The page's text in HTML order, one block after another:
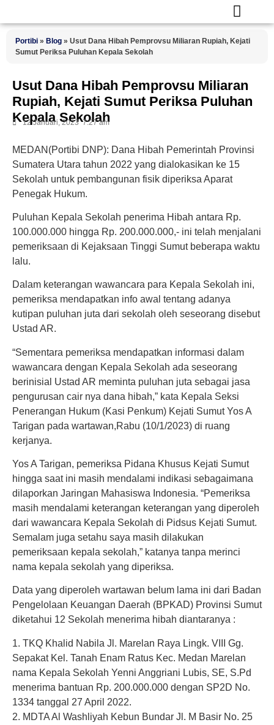
Portibi » Blog » Usut Dana Hibah Pemprovsu Miliaran Rupiah, Kejati
Sumut Periksa Puluhan Kepala Sekolah
Usut Dana Hibah Pemprovsu Miliaran
Rupiah, Kejati Sumut Periksa Puluhan
Kepala Sekolah
12 Januari, 2023 7:27 am
MEDAN(Portibi DNP): Dana Hibah Pemerintah Provinsi
Sumatera Utara tahun 2022 yang dialokasikan ke 15
Sekolah untuk pembangunan fisik diperiksa Aparat
Penegak Hukum.
Puluhan Kepala Sekolah penerima Hibah antara Rp.
100.000.000 hingga Rp. 200.000.000,- ini telah menjalani
pemeriksaan di Kejaksaan Tinggi Sumut beberapa waktu
lalu.
Dalam keterangan wawancara para Kepala Sekolah ini,
pemeriksa mendapatkan info awal tentang adanya
kutipan puluhan juta dari sekolah oleh seseorang disebut
Ustad AR.
“Sementara pemeriksa mendapatkan informasi dalam
wawancara dengan Kepala Sekolah ada seseorang
berinisial Ustad AR meminta puluhan juta sebagai jasa
pengurusan cair nya dana hibah,” kata Kepala Seksi
Penerangan Hukum (Kasi Penkum) Kejati Sumut Yos A
Tarigan pada wartawan,Rabu (10/1/2023) di ruang
kerjanya.
Yos A Tarigan, pemeriksa Pidana Khusus Kejati Sumut
hingga saat ini masih mendalami indikasi sebagaimana
dilaporkan Jaringan Mahasiswa Indonesia. “Pemeriksa
masih mendalami keterangan keterangan yang diperoleh
dari wawancara Kepala Sekolah di Pidsus Kejati Sumut.
Semalam juga setahu saya masih dilakukan
pemeriksaan kepala sekolah,” katanya tanpa merinci
nama kepala sekolah yang diperiksa.
Data yang diperoleh wartawan belum lama ini dari Badan
Pengelolaan Keuangan Daerah (BPKAD) Provinsi Sumut
diketahui 12 Sekolah menerima hibah diantaranya :
1. TKQ Khalid Nabila Jl. Marelan Raya Lingk. VIII Gg.
Sepakat Kel. Tanah Enam Ratus Kec. Medan Marelan
nama Kepala Sekolah Yenni Anggriani Lubis, SE, S.Pd
menerima bantuan Rp. 200.000.000 dengan SP2D No.
1334 tanggal 27 April 2022.
2. MDTA Al Washliyah Kebun Bundar Jl. M Basir No. 25